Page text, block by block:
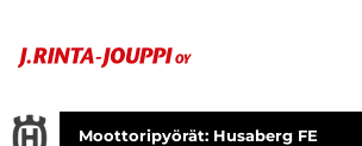
Moottoripyörät: Husaberg FE